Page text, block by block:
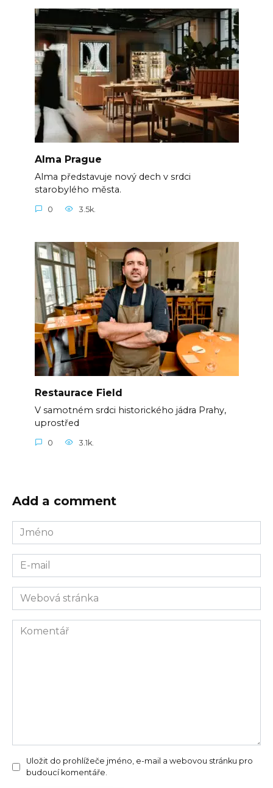
Alma Prague
Alma představuje nový dech v srdci
starobylého města.
0 3.5k.
Restaurace Field
V samotném srdci historického jádra Prahy,
uprostřed
0 3.1k.
Add a comment
Jméno
E-
mail
Webová
stránka
Komentář
Uložit do prohlížeče jméno, e-mail a webovou stránku pro
budoucí komentáře.